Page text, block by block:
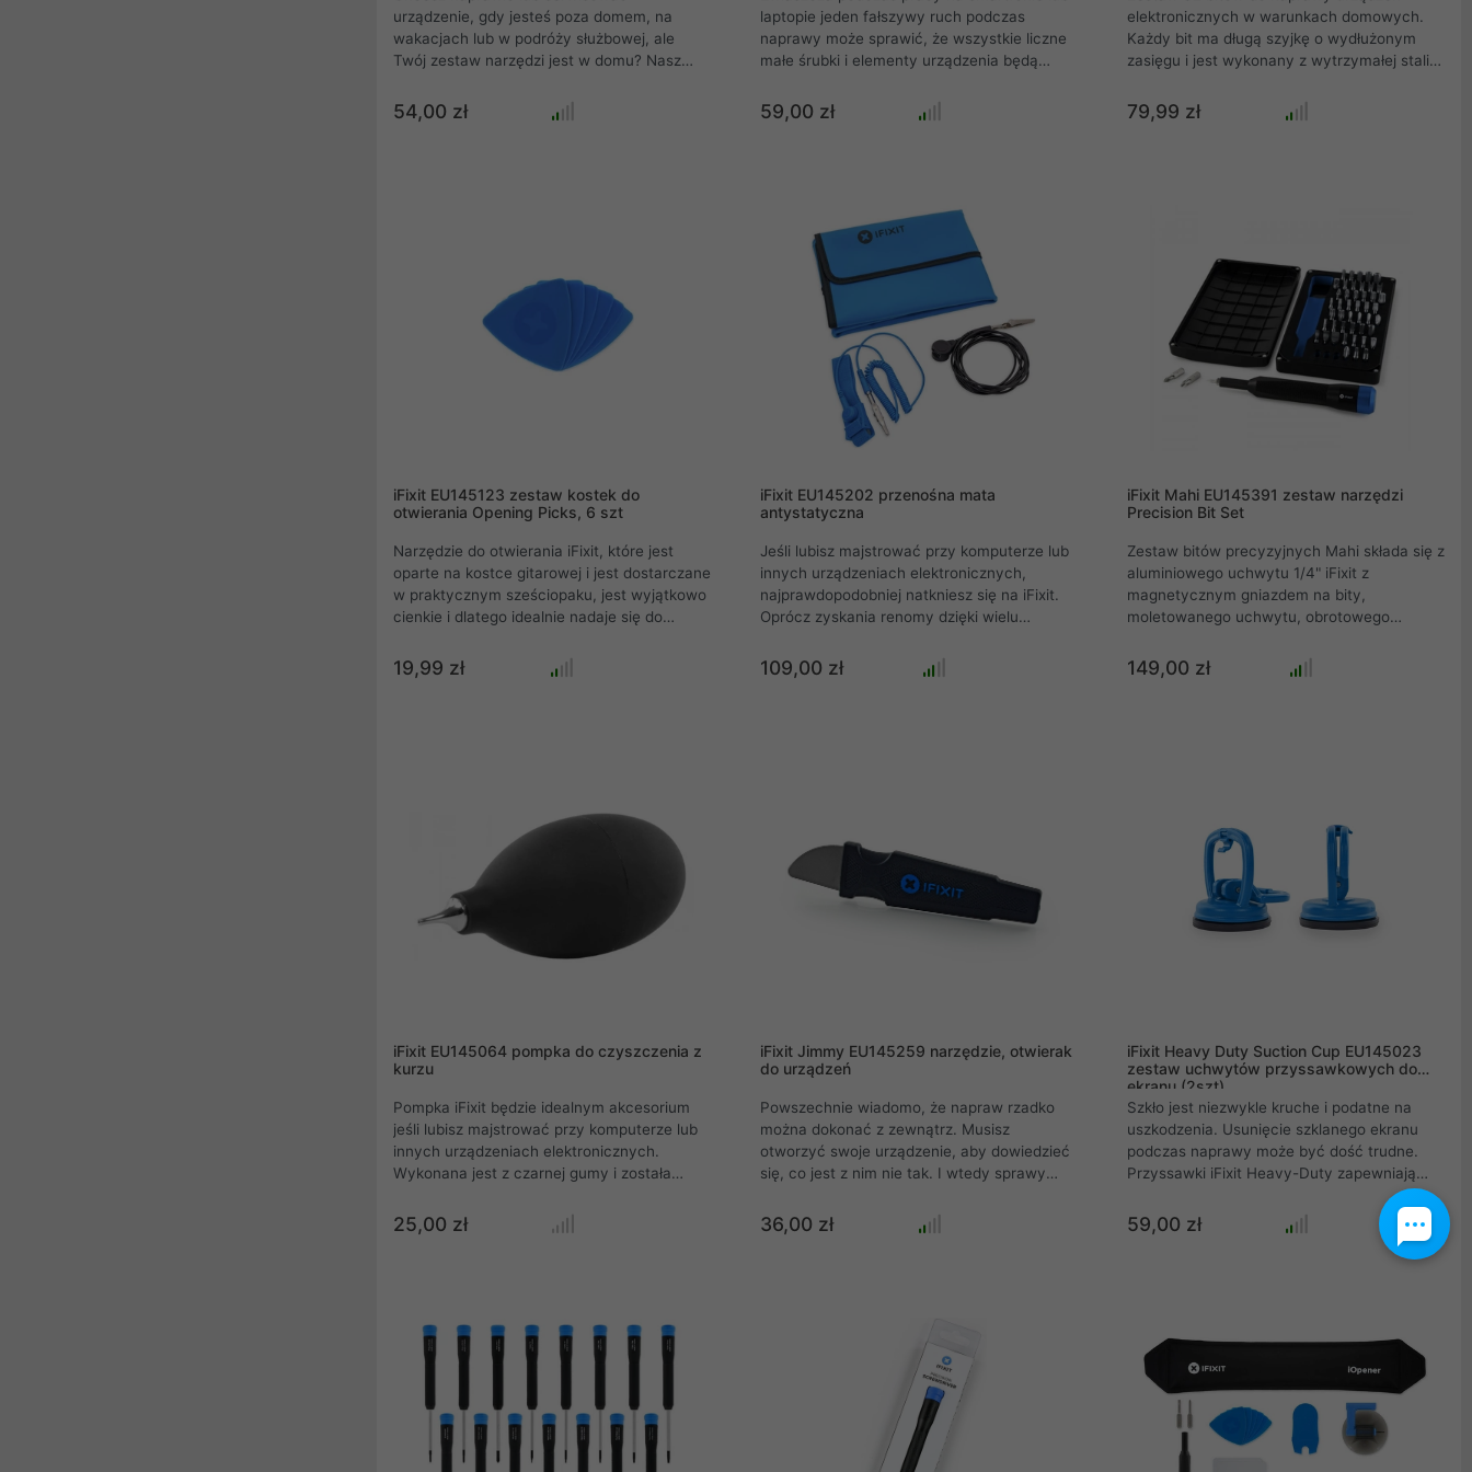
urządzenie, gdy jesteś poza domem, na
wakacjach lub w podróży służbowej, ale
Twój zestaw narzędzi jest w domu? Nasz
precyzyjny wkrętach i 17 końcówek. Jest tak
mały, że możesz go zmieścić w dowolnym
54,00 zł
laptopie jeden fałszywy ruch podczas
naprawy może sprawić, że wszystkie liczne
małe śrubki i elementy urządzenia będą
podnieść je z powierzchni stołu
warsztatowego, ale będziesz w złym stanie,
wymiary 20 x 25 cm i pozwala bezpiecznie
przechowywać śruby i małe elementy
dokładnie tam, gdzie je umieścisz.
59,00 zł
elektronicznych w warunkach domowych.
Każdy bit ma długą szyjkę o wydłużonym
zasięgu i jest wykonany z wytrzymałej stali
Ergonomiczny wkrętak ma obrotową
nakładkę dla optymalnego użytkowania, a
79,99 zł
iFixit EU145123 zestaw kostek do
otwierania Opening Picks, 6 szt
Narzędzie do otwierania iFixit, które jest
oparte na kostce gitarowej i jest dostarczane
w praktycznym sześciopaku, jest wyjątkowo
cienkie i dlatego idealnie nadaje się do
Zaklejone klejem iPady, tablety PC lub
smartfony można łatwo otworzyć i
19,99 zł
iFixit EU145202 przenośna mata
antystatyczna
Jeśli lubisz majstrować przy komputerze lub
innych urządzeniach elektronicznych,
najprawdopodobniej natkniesz się na iFixit.
Oprócz zyskania renomy dzięki wielu
produkuje również własne narzędzia
naprawcze. Celem firmy jest zmniejszenie
109,00 zł
iFixit Mahi EU145391 zestaw narzędzi
Precision Bit Set
Zestaw bitów precyzyjnych Mahi składa się z
aluminiowego uchwytu 1/4" iFixit z
magnetycznym gniazdem na bity,
moletowanego uchwytu, obrotowego
standardowych bitów krzyżakowych i
płaskich, ten zestaw zawiera wszystkie bity
149,00 zł
iFixit EU145064 pompka do czyszczenia z
kurzu
Pompka iFixit będzie idealnym akcesorium
jeśli lubisz majstrować przy komputerze lub
innych urządzeniach elektronicznych.
Wykonana jest z czarnej gumy i została
Pompka iFixit jest bardzo precyzyjnym
narzędziem. Dzięki niej możesz usunąć
cennego sprzętu.
25,00 zł
iFixit Jimmy EU145259 narzędzie, otwierak
do urządzeń
Powszechnie wiadomo, że napraw rzadko
można dokonać z zewnątrz. Musisz
otworzyć swoje urządzenie, aby dowiedzieć
się, co jest z nim nie tak. I wtedy sprawy
naprawiających, którzy porysowali swój
nieskazitelny sprzęt, próbując podważyć go
36,00 zł
iFixit Heavy Duty Suction Cup EU145023
zestaw uchwytów przyssawkowych do
ekranu (2szt)
Szkło jest niezwykle kruche i podatne na
uszkodzenia. Usunięcie szklanego ekranu
podczas naprawy może być dość trudne.
Przyssawki iFixit Heavy-Duty zapewniają
pewny chwyt na szklanych wyświetlaczach.
Korzystanie z przyssawek jest łatwe: umieść
je na środku wyświetlacza i złóż uchwyt.
Powoduje to powstanie podciśnienia w
góry. Zestaw nadaje się zarówno do dużych i
małych ekranów.
59,00 zł